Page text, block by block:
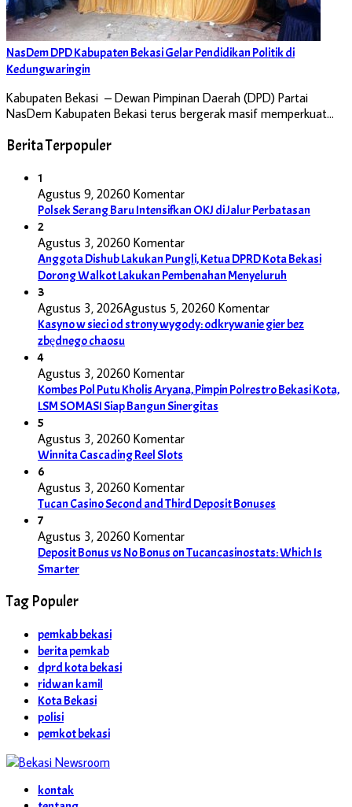
NasDem DPD Kabupaten Bekasi Gelar Pendidikan Politik di
Kedungwaringin
Kabupaten Bekasi – Dewan Pimpinan Daerah (DPD) Partai
NasDem Kabupaten Bekasi terus bergerak masif memperkuat…
Berita Terpopuler
1
Agustus 9, 20260 Komentar
Polsek Serang Baru Intensifkan OKJ di Jalur Perbatasan
2
Agustus 3, 20260 Komentar
Anggota Dishub Lakukan Pungli, Ketua DPRD Kota Bekasi
Dorong Walkot Lakukan Pembenahan Menyeluruh
3
Agustus 3, 2026Agustus 5, 20260 Komentar
Kasyno w sieci od strony wygody: odkrywanie gier bez
zbędnego chaosu
4
Agustus 3, 20260 Komentar
Kombes Pol Putu Kholis Aryana, Pimpin Polrestro Bekasi Kota,
LSM SOMASI Siap Bangun Sinergitas
5
Agustus 3, 20260 Komentar
Winnita Cascading Reel Slots
6
Agustus 3, 20260 Komentar
Tucan Casino Second and Third Deposit Bonuses
7
Agustus 3, 20260 Komentar
Deposit Bonus vs No Bonus on Tucancasinostats: Which Is
Smarter
Tag Populer
pemkab bekasi
berita pemkab
dprd kota bekasi
ridwan kamil
Kota Bekasi
polisi
pemkot bekasi
kontak